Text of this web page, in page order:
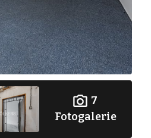
7
Fotogalerie